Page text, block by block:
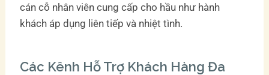
cán cỗ nhân viên cung cấp cho hầu như hành
khách áp dụng liên tiếp và nhiệt tình.
Các Kênh Hỗ Trợ Khách Hàng Đa